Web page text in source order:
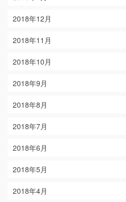
2018年12月
2018年11月
2018年10月
2018年9月
2018年8月
2018年7月
2018年6月
2018年5月
2018年4月